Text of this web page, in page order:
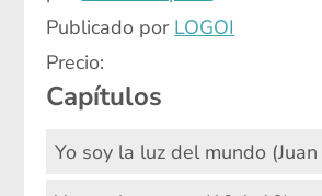
Publicado por LOGOI
Precio:
Capítulos
Yo soy la luz del mundo